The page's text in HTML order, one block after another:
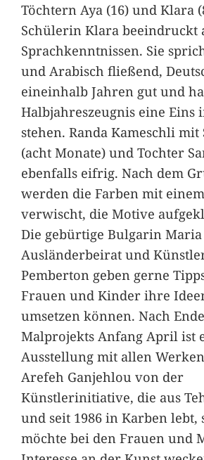
Töchtern Aya (16) und Klara
Schülerin Klara
Sprachkenntnissen. Sie
und Arabisch fließend,
eineinhalb Jahren gut und
Halbjahreszeugnis eine Eins
stehen. Randa Kameschli mit
(acht Monate) und Tochter
ebenfalls eifrig. Nach dem
werden die Farben mit
verwischt, die Motive
Die gebürtige Bulgarin
Ausländerbeirat und
Pemberton geben gerne
Frauen und Kinder ihre
umsetzen können. Nach
Malprojekts Anfang April ist
Ausstellung mit allen
Arefeh Ganjehlou von der
Künstlerinitiative, die aus
und seit 1986 in Karben lebt,
möchte bei den Frauen und